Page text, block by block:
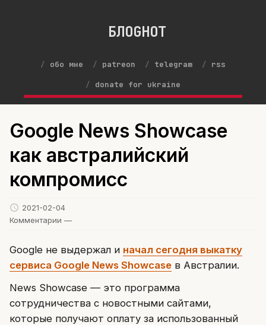
БЛОGНОТ
обо мне patreon telegram
rss
donate for ukraine
Google News Showcase
как австралийский
компромисс
2021-02-04
Комментарии —
Google не выдержал и начал сегодня выкатку
сервиса Google News Showcase в Австралии.
News Showcase — это программа
сотрудничества с новостными сайтами,
которые получают оплату за использованный